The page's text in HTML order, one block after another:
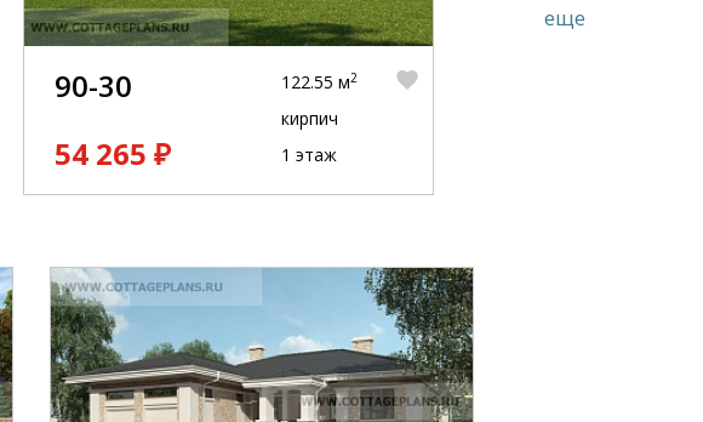
90-30
54 265 ₽
122.55 м2
кирпич
1 этаж
еще